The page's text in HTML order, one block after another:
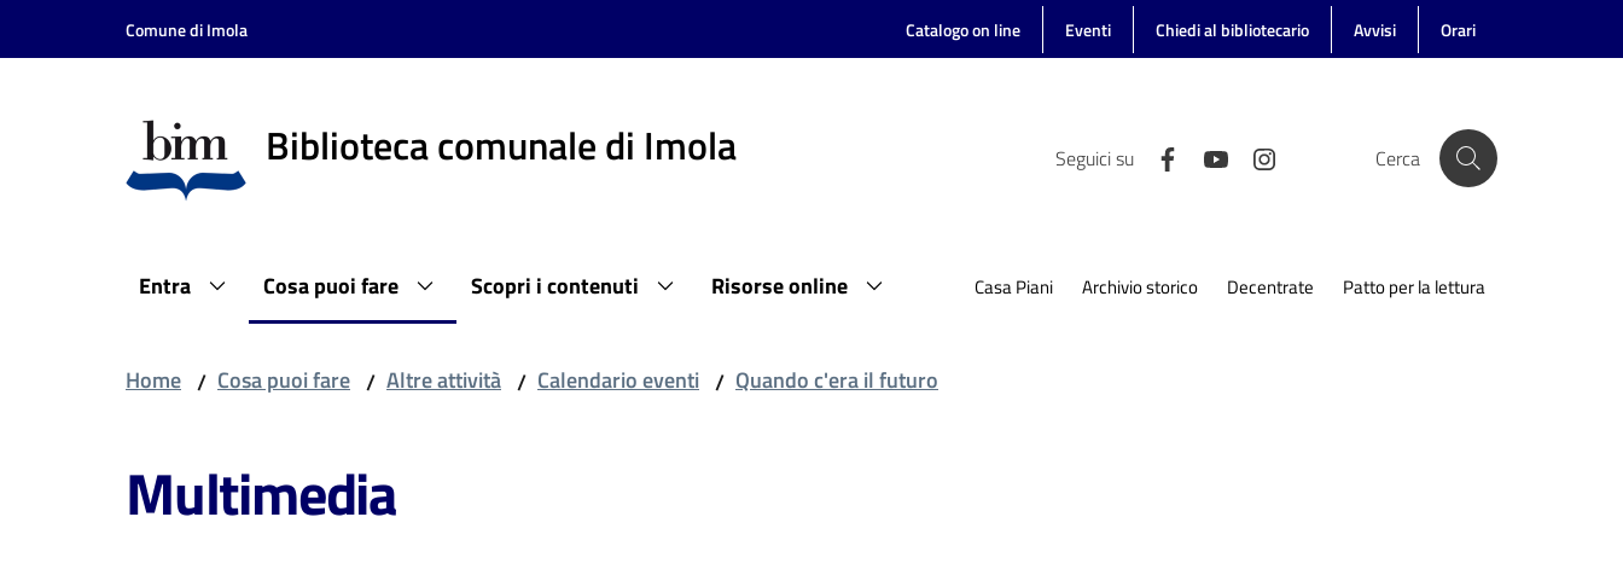
Vai al contenuto
Vai alla navigazione
Comune di Imola Catalogo on line Eventi Chiedi al bibliotecario Avvisi Orari
Biblioteca comunale di Imola Seguici su Cerca
Entra Cosa puoi fare Scopri i contenuti Risorse online Casa Piani Archivio storico Decentrate Patto per la lettura
Home / Cosa puoi fare / Altre attività / Calendario eventi / Quando c'era il futuro
Multimedia